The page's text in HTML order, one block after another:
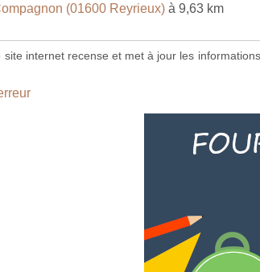
(01600 Reyrieux) à 9,63 km
site internet recense et met à jour les